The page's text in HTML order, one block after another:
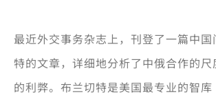
最近外交事务杂志上，刊登了一篇中
特的文章，详细地分析了中俄合作的
的利弊。布兰切特是美国最专业的智